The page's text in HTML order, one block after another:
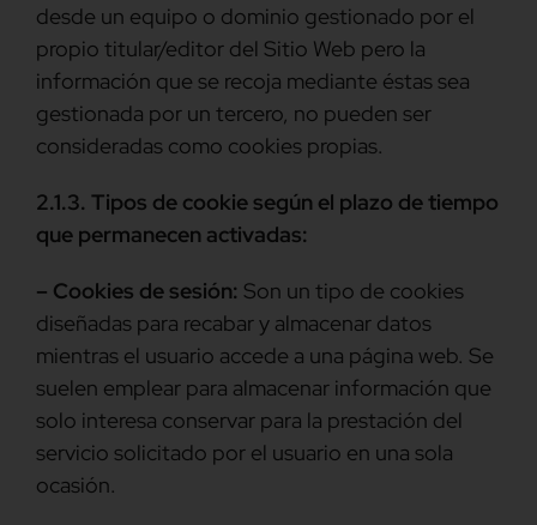
desde un equipo o dominio gestionado por el
propio titular/editor del Sitio Web pero la
información que se recoja mediante éstas sea
gestionada por un tercero, no pueden ser
consideradas como cookies propias.
2.1.3. Tipos de cookie según el plazo de tiempo
que permanecen activadas:
– Cookies de sesión: Son un tipo de cookies
diseñadas para recabar y almacenar datos
mientras el usuario accede a una página web. Se
suelen emplear para almacenar información que
solo interesa conservar para la prestación del
servicio solicitado por el usuario en una sola
ocasión.